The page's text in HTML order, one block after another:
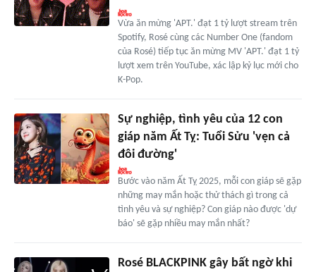
Vừa ăn mừng 'APT.' đạt 1 tỷ lượt stream trên
Spotify, Rosé cùng các Number One (fandom
của Rosé) tiếp tục ăn mừng MV 'APT.' đạt 1 tỷ
lượt xem trên YouTube, xác lập kỷ lục mới cho
K-Pop.
Sự nghiệp, tình yêu của 12 con
giáp năm Ất Tỵ: Tuổi Sửu 'vẹn cả
đôi đường'
Bước vào năm Ất Tỵ 2025, mỗi con giáp sẽ gặp
những may mắn hoặc thử thách gì trong cả
tình yêu và sự nghiệp? Con giáp nào được 'dự
báo' sẽ gặp nhiều may mắn nhất?
Rosé BLACKPINK gây bất ngờ khi